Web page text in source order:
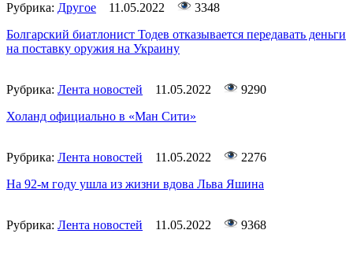
Рубрика: Другое 11.05.2022
3348
Болгарский биатлонист Тодев отказывается передавать деньги
на поставку оружия на Украину
Рубрика: Лента новостей 11.05.2022
9290
Холанд официально в «Ман Сити»
Рубрика: Лента новостей 11.05.2022
2276
На 92-м году ушла из жизни вдова Льва Яшина
Рубрика: Лента новостей 11.05.2022 9368